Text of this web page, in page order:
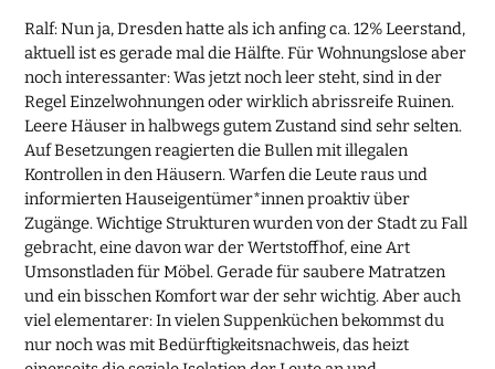
Ralf: Nun ja, Dresden hatte als ich anfing ca. 12% Leerstand,
aktuell ist es gerade mal die Hälfte. Für Wohnungslose aber
noch interessanter: Was jetzt noch leer steht, sind in der
Regel Einzelwohnungen oder wirklich abrissreife Ruinen.
Leere Häuser in halbwegs gutem Zustand sind sehr selten.
Auf Besetzungen reagierten die Bullen mit illegalen
Kontrollen in den Häusern. Warfen die Leute raus und
informierten Hauseigentümer*innen proaktiv über
Zugänge. Wichtige Strukturen wurden von der Stadt zu Fall
gebracht, eine davon war der Wertstoffhof, eine Art
Umsonstladen für Möbel. Gerade für saubere Matratzen
und ein bisschen Komfort war der sehr wichtig. Aber auch
viel elementarer: In vielen Suppenküchen bekommst du
nur noch was mit Bedürftigkeitsnachweis, das heizt